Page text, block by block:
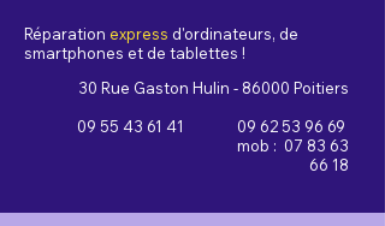
Réparation express d'ordinateurs, de
smartphones et de tablettes !
30 Rue Gaston Hulin - 86000 Poitiers
09 55 43 61 41
09 62 53 96 69
mob : 07 83 63
66 18